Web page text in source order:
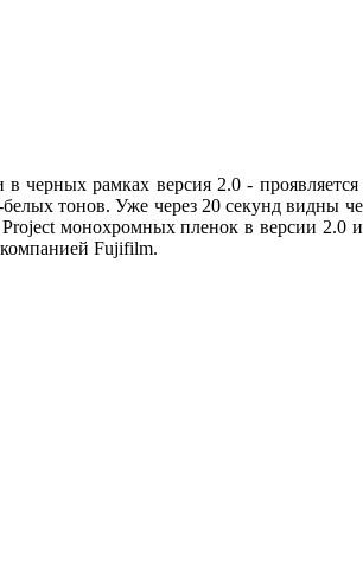
черных рамках версия 2.0 -
тонов. Уже через 20 секунд видны
монохромных пленок в версии 2.0
Fujifilm.